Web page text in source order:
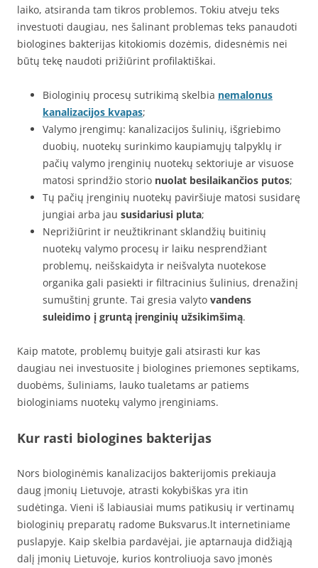
laiko, atsiranda tam tikros problemos. Tokiu atveju teks
investuoti daugiau, nes šalinant problemas teks panaudoti
biologines bakterijas kitokiomis dozėmis, didesnėmis nei
būtų tekę naudoti prižiūrint profilaktiškai.
Biologinių procesų sutrikimą skelbia nemalonus
kanalizacijos kvapas;
Valymo įrengimų: kanalizacijos šulinių, išgriebimo
duobių, nuotekų surinkimo kaupiamųjų talpyklų ir
pačių valymo įrenginių nuotekų sektoriuje ar visuose
matosi sprindžio storio nuolat besilaikančios putos;
Tų pačių įrenginių nuotekų paviršiuje matosi susidarę
jungiai arba jau susidariusi pluta;
Neprižiūrint ir neužtikrinant sklandžių buitinių
nuotekų valymo procesų ir laiku nesprendžiant
problemų, neišskaidyta ir neišvalyta nuotekose
organika gali pasiekti ir filtracinius šulinius, drenažinį
sumuštinį grunte. Tai gresia valyto vandens
suleidimo į gruntą įrenginių užsikimšimą.
Kaip matote, problemų buityje gali atsirasti kur kas
daugiau nei investuosite į biologines priemones septikams,
duobėms, šuliniams, lauko tualetams ar patiems
biologiniams nuotekų valymo įrenginiams.
Kur rasti biologines bakterijas
Nors biologinėmis kanalizacijos bakterijomis prekiauja
daug įmonių Lietuvoje, atrasti kokybiškas yra itin
sudėtinga. Vieni iš labiausiai mums patikusių ir vertinamų
biologinių preparatų radome Buksvarus.lt internetiniame
puslapyje. Kaip skelbia pardavėjai, jie aptarnauja didžiąją
dalį įmonių Lietuvoje, kurios kontroliuoja savo įmonės